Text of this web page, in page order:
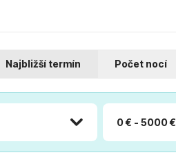
Najbližší termín Počet nocí
0 € - 5000 €